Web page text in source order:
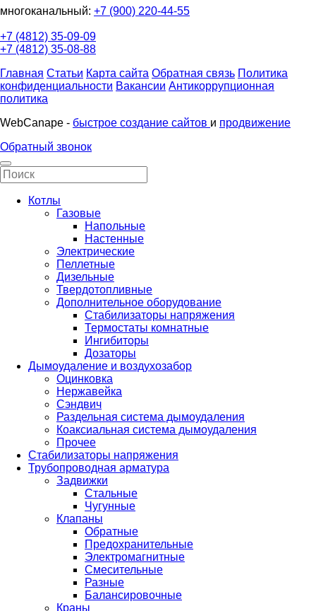
многоканальный: +7 (900) 220-44-55
+7 (4812) 35-09-09
+7 (4812) 35-08-88
Главная Статьи Карта сайта Обратная связь Политика
конфиденциальности Вакансии Антикоррупционная
политика
WebCanape - быстрое создание сайтов и продвижение
Обратный звонок
Котлы
Газовые
Напольные
Настенные
Электрические
Пеллетные
Дизельные
Твердотопливные
Дополнительное оборудование
Стабилизаторы напряжения
Термостаты комнатные
Ингибиторы
Дозаторы
Дымоудаление и воздухозабор
Оцинковка
Нержавейка
Сэндвич
Раздельная система дымоудаления
Коаксиальная система дымоудаления
Прочее
Стабилизаторы напряжения
Трубопроводная арматура
Задвижки
Стальные
Чугунные
Клапаны
Обратные
Предохранительные
Электромагнитные
Смесительные
Разные
Балансировочные
Краны